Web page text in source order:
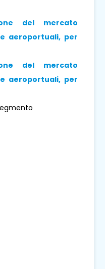
del mercato
aeroportuali, per
del mercato
aeroportuali, per